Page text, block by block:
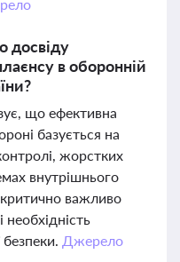
досвіду
в оборонній
що ефективна
базується на
жорстких
внутрішнього
важливо
необхідність
Джерело